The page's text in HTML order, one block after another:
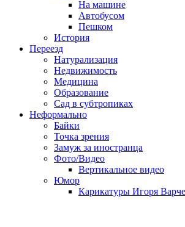
На машине
Автобусом
Пешком
История
Переезд
Натурализация
Недвижимость
Медицина
Образование
Сад в субтропиках
Неформально
Байки
Точка зрения
Замуж за иностранца
Фото/Видео
Вертикальное видео
Юмор
Карикатуры Игоря